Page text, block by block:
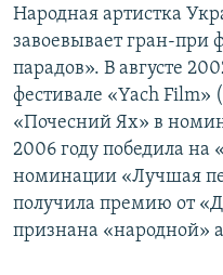
Народная артистка
завоевывает гран-при
парадов». В августе
фестивале «Yach
«Почесний Ях» в
2006 году победила на
номинации «Лучшая
получила премию от
признана «народной»